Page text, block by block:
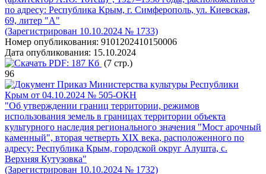
по адресу: Республика Крым, г. Симферополь, ул. Киевская,
69, литер "А"
(Зарегистрирован 10.10.2024 № 1733)
Номер опубликования: 9101202410150006
Дата опубликования: 15.10.2024
PDF: 187 Кб (7 стр.)
96
Приказ Министерства культуры Республики
Крым от 04.10.2024 № 505-ОКН
"Об утверждении границ территории, режимов
использования земель в границах территории объекта
культурного наследия регионального значения "Мост арочный
каменный", вторая четверть XIX века, расположенного по
адресу: Республика Крым, городской округ Алушта, с.
Верхняя Кутузовка"
(Зарегистрирован 10.10.2024 № 1732)